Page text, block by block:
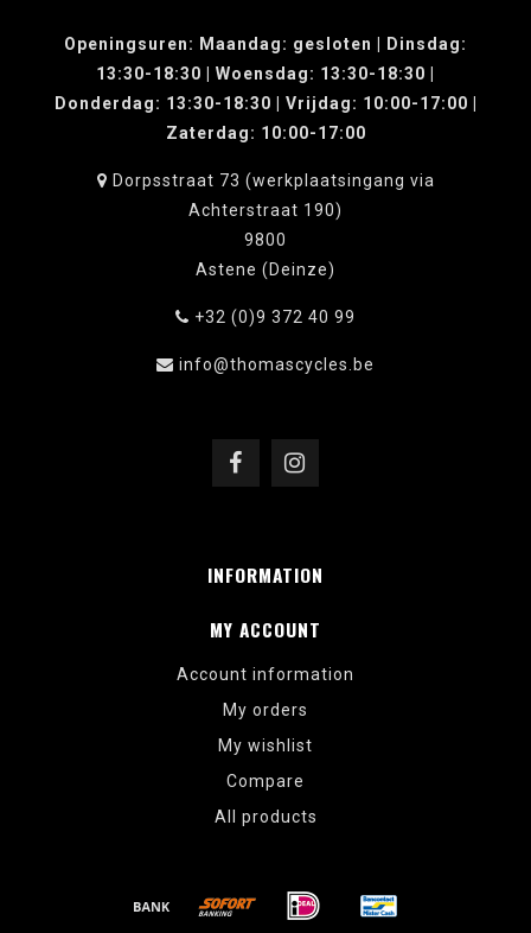
Openingsuren: Maandag: gesloten | Dinsdag:
13:30-18:30 | Woensdag: 13:30-18:30 |
Donderdag: 13:30-18:30 | Vrijdag: 10:00-17:00 |
Zaterdag: 10:00-17:00
Dorpsstraat 73 (werkplaatsingang via
Achterstraat 190)
9800
Astene (Deinze)
+32 (0)9 372 40 99
info@thomascycles.be
INFORMATION
MY ACCOUNT
Account information
My orders
My wishlist
Compare
All products